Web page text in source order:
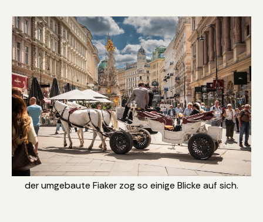
der umgebaute Fiaker zog so einige Blicke auf sich.